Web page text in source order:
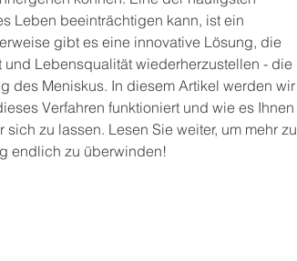
Leben beeinträchtigen kann, ist ein
gibt es eine innovative Lösung, die
und Lebensqualität wiederherzustellen - die
des Meniskus. In diesem Artikel werden wir
Verfahren funktioniert und wie es Ihnen
zu lassen. Lesen Sie weiter, um mehr zu
endlich zu überwinden!